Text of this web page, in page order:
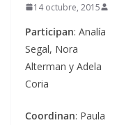
14 octubre, 2015
Participan: Analía
Segal, Nora
Alterman y Adela
Coria
Coordinan: Paula